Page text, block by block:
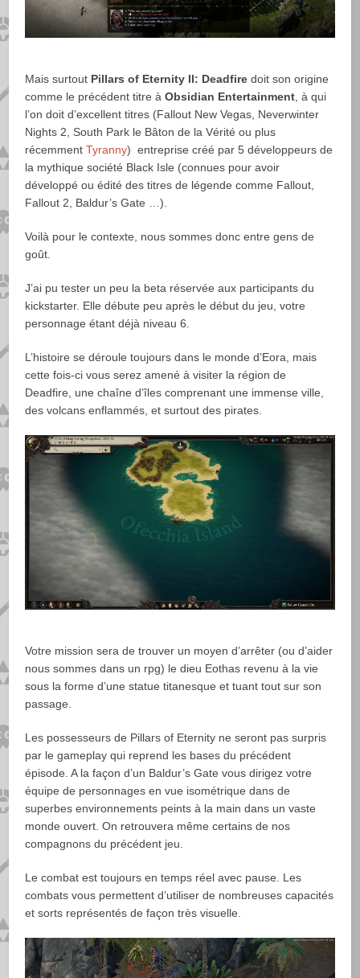
Mais surtout Pillars of Eternity II: Deadfire doit son origine
comme le précédent titre àObsidian Entertainment , à qui
l’on doit d’excellent titres (Fallout New Vegas, Neverwinter
Nights 2, South Park le Bâton de la Vérité ou plus
récemmentTyranny) entreprise créé par 5 développeurs de
la mythique société Black Isle (connues pour avoir
développé ou édité des titres de légende comme Fallout,
Fallout 2, Baldur’s Gate …).
Voilà pour le contexte, nous sommes donc entre gens de
goût.
J’ai pu tester un peu la beta réservée aux participants du
kickstarter. Elle débute peu après le début du jeu, votre
personnage étant déjà niveau 6.
L’histoire se déroule toujours dans le monde d’Eora, mais
cette fois-ci vous serez amené à visiter la région de
Deadfire, une chaîne d’îles comprenant une immense ville,
des volcans enflammés, et surtout des pirates.
Votre mission sera de trouver un moyen d’arrêter (ou d’aider
nous sommes dans un rpg) le dieu Eothas revenu à la vie
sous la forme d’une statue titanesque et tuant tout sur son
passage.
Les possesseurs de Pillars of Eternity ne seront pas surpris
par le gameplay qui reprend les bases du précédent
épisode. A la façon d’un Baldur’s Gate vous dirigez votre
équipe de personnages en vue isométrique dans de
superbes environnements peints à la main dans un vaste
monde ouvert. On retrouvera même certains de nos
compagnons du précédent jeu.
Le combat est toujours en temps réel avec pause. Les
combats vous permettent d’utiliser de nombreuses capacités
et sorts représentés de façon très visuelle.